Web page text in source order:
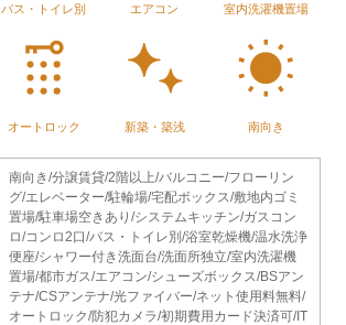
バス・トイレ別 エアコン 室内洗濯機置場
オートロック 新築・築浅 南向き
南向き/分譲賃貸/2階以上/バルコニー/フローリン
グ/エレベーター/駐輪場/宅配ボックス/敷地内ゴミ
置場/駐車場空きあり/システムキッチン/ガスコン
ロ/コンロ2口/バス・トイレ別/浴室乾燥機/温水洗浄
便座/シャワー付き洗面台/洗面所独立/室内洗濯機
置場/都市ガス/エアコン/シューズボックス/BSアン
テナ/CSアンテナ/光ファイバー/ネット使用料無料/
オートロック/防犯カメラ/初期費用カード決済可/IT